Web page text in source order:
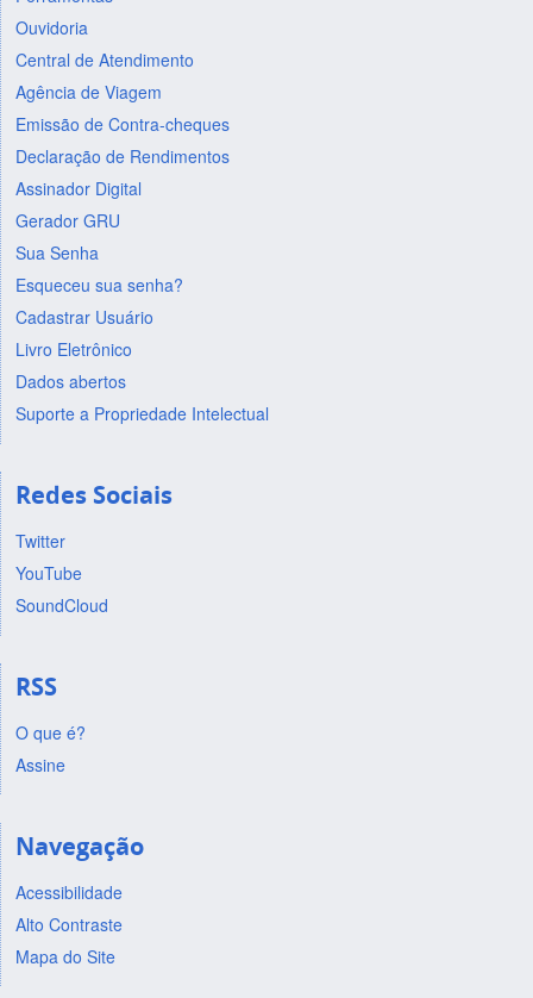
Ouvidoria
Central de Atendimento
Agência de Viagem
Emissão de Contra-cheques
Declaração de Rendimentos
Assinador Digital
Gerador GRU
Sua Senha
Esqueceu sua senha?
Cadastrar Usuário
Livro Eletrônico
Dados abertos
Suporte a Propriedade Intelectual
Redes Sociais
Twitter
YouTube
SoundCloud
RSS
O que é?
Assine
Navegação
Acessibilidade
Alto Contraste
Mapa do Site